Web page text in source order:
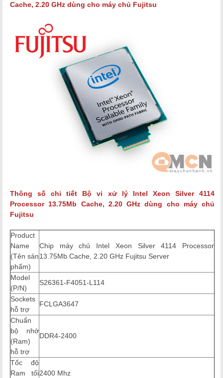
Cache, 2.20 GHz dùng cho máy chủ Fujitsu
Thông số chi tiết Bộ vi xử lý Intel Xeon Silver 4114
Processor 13.75Mb Cache, 2.20 GHz dùng cho máy chủ
Fujitsu
Product
Name
(Tên sản
phẩm)
Chip máy chủ Intel Xeon Silver 4114 Processor
13.75Mb Cache, 2.20 GHz Fujitsu Server
Model
(P/N)
S26361-F4051-L114
Sockets
hỗ trợ
FCLGA3647
Chuẩn
bộ nhớ
(Ram)
hỗ trợ
DDR4-2400
Tốc độ
Ram tối2400 Mhz